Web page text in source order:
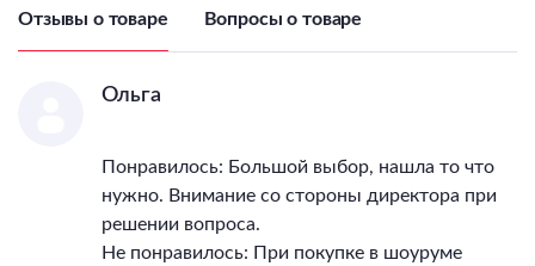
Класс электро-
Отзывы о товаре Вопросы о товаре
Ольга
Понравилось: Большой выбор, нашла то что
нужно. Внимание со стороны директора при
решении вопроса.
Не понравилось: При покупке в шоуруме